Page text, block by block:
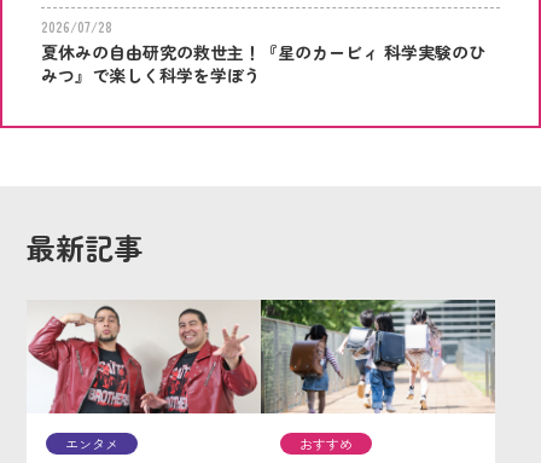
2026/07/28
夏休みの自由研究の救世主！『星のカービィ 科学実験のひ
みつ』で楽しく科学を学ぼう
最新記事
エンタメ おすすめ